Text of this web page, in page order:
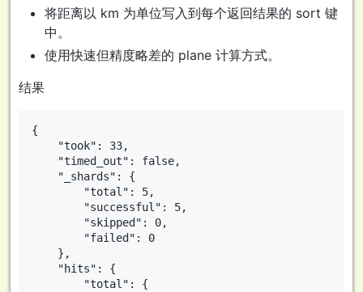
将距离以 km 为单位写入到每个返回结果的 sort 键
中。
使用快速但精度略差的 plane 计算方式。
结果
{
    "took": 33,
    "timed_out": false,
    "_shards": {
        "total": 5,
        "successful": 5,
        "skipped": 0,
        "failed": 0
    },
    "hits": {
        "total": {